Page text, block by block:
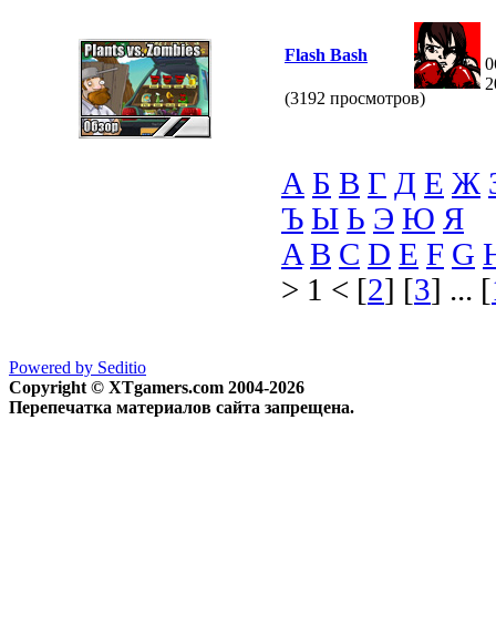
Flash Bash
(3192 просмотров)
А Б В Г Д Е Ж
Ъ Ы Ь Э Ю Я
A B C D E F G
> 1 < [2] [3] ... [
Powered by Seditio
Copyright © XTgamers.com 2004-2026
Перепечатка материалов сайта запрещена.